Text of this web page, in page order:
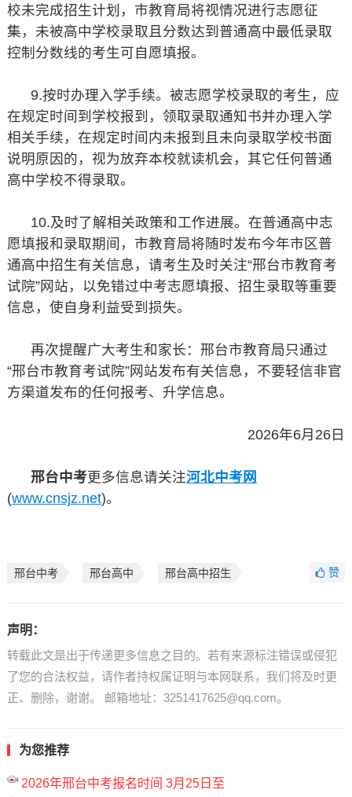
校未完成招生计划，市教育局将视情况进行志愿征
集，未被高中学校录取且分数达到普通高中最低录取
控制分数线的考生可自愿填报。
9.按时办理入学手续。被志愿学校录取的考生，应
在规定时间到学校报到，领取录取通知书并办理入学
相关手续，在规定时间内未报到且未向录取学校书面
说明原因的，视为放弃本校就读机会，其它任何普通
高中学校不得录取。
10.及时了解相关政策和工作进展。在普通高中志
愿填报和录取期间，市教育局将随时发布今年市区普
通高中招生有关信息，请考生及时关注“邢台市教育考
试院”网站，以免错过中考志愿填报、招生录取等重要
信息，使自身利益受到损失。
再次提醒广大考生和家长：邢台市教育局只通过
“邢台市教育考试院”网站发布有关信息，不要轻信非官
方渠道发布的任何报考、升学信息。
2026年6月26日
邢台中考更多信息请关注河北中考网
(www.cnsjz.net)。
邢台中考 邢台高中 邢台高中招生 赞
声明：
转载此文是出于传递更多信息之目的。若有来源标注错误或侵犯
了您的合法权益，请作者持权属证明与本网联系，我们将及时更
正、删除，谢谢。 邮箱地址：3251417625@qq.com。
为您推荐
2026年邢台中考报名时间 3月25日至